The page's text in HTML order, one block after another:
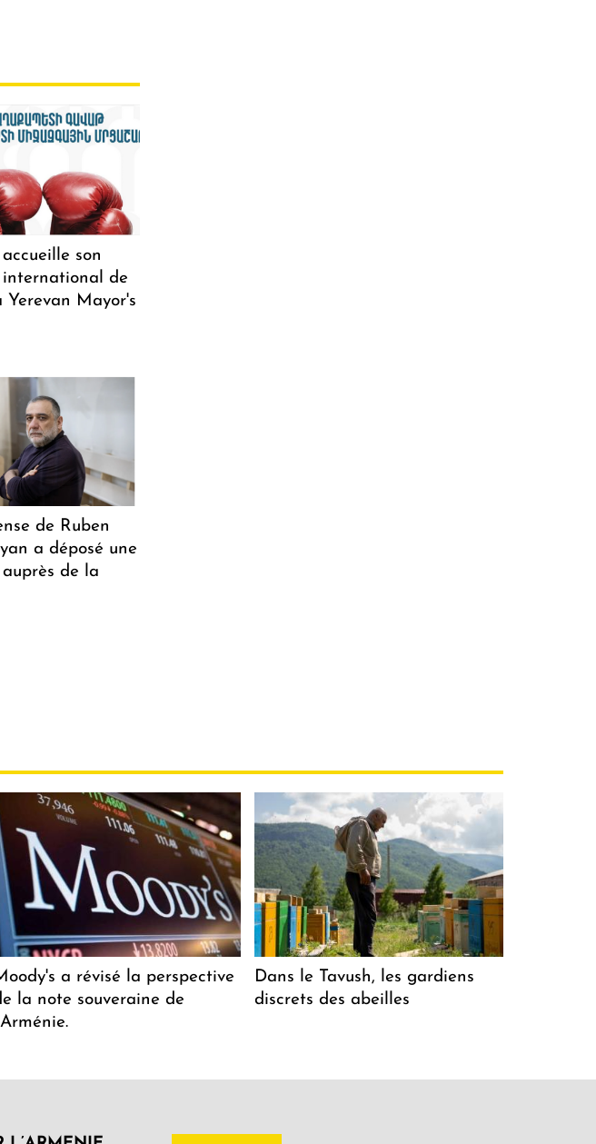
son
de
Yerevan Mayor's
de Ruben
a déposé une
de la
a révisé la perspective
la note souveraine de
Dans le Tavush, les gardiens
discrets des abeilles